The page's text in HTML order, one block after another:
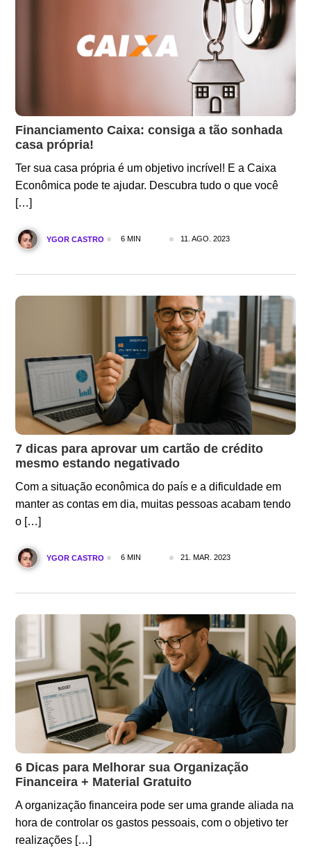
Financiamento Caixa: consiga a tão sonhada
casa própria!
Ter sua casa própria é um objetivo incrível! E a Caixa
Econômica pode te ajudar. Descubra tudo o que você
[…]
YGOR CASTRO 6 MIN 11. AGO. 2023
7 dicas para aprovar um cartão de crédito
mesmo estando negativado
Com a situação econômica do país e a dificuldade em
manter as contas em dia, muitas pessoas acabam tendo
o […]
YGOR CASTRO 6 MIN 21. MAR. 2023
6 Dicas para Melhorar sua Organização
Financeira + Material Gratuito
A organização financeira pode ser uma grande aliada na
hora de controlar os gastos pessoais, com o objetivo ter
realizações […]